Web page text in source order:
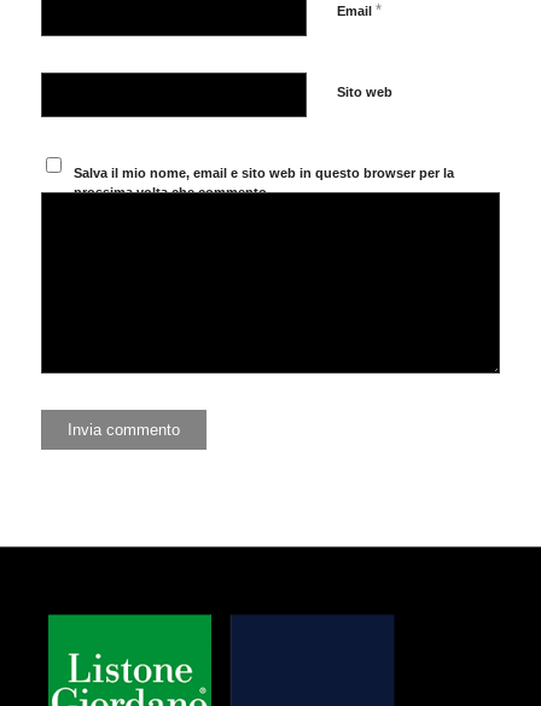
Email *
Sito web
Salva il mio nome, email e sito web in questo browser per la
prossima volta che commento.